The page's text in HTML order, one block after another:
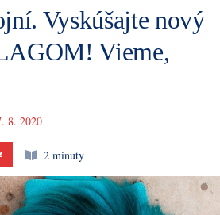
Vyskúšajte nový
Vieme,
8. 2020
2 minuty